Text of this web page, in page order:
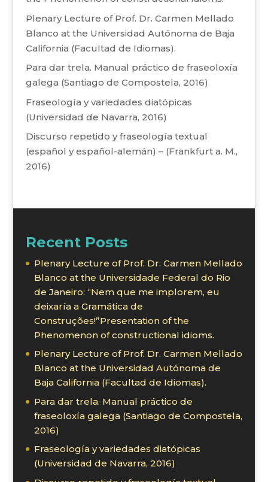
Plenary Lecture of Prof. Dr. Carmen Mellado
Blanco at the Universidad Autónoma de Baja
California (Facultad de Idiomas).
Para dar trela. Manual práctico de fraseoloxía
galega (Santiago de Compostela, 2016)
Fraseología y variedades diatópicas
(Universidad de Navarra, 2016)
Discurso repetido y fraseología textual
(español y español-alemán) – (Frankfurt a. M.,
2016)
Recent Posts
Plenary Lecture of Prof. Dr. Carmen Mellado
Blanco at the Universidade Federal do Rio
de Janeiro: “Nem que me implorem, eu
deixaría a Gramática de
Construções!”Presentation of the
Phenomenon of constructional idioms.
Plenary Lecture of Prof. Dr. Carmen Mellado
Blanco at the Universidad Autónoma de
Baja California (Facultad de Idiomas).
Para dar trela. Manual práctico de
fraseoloxía galega (Santiago de Compostela,
2016)
Fraseología y variedades diatópicas
(Universidad de Navarra, 2016)